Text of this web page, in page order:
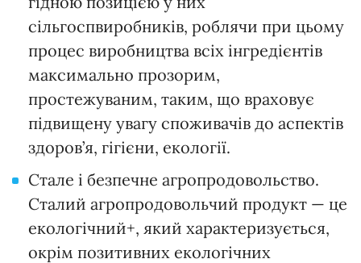
сільгоспвиробників, роблячи при цьому
процес виробництва всіх інгредієнтів
максимально прозорим,
простежуваним, таким, що враховує
підвищену увагу споживачів до аспектів
здоров’я, гігієни, екології.
Стале і безпечне агропродовольство.
Сталий агропродовольчий продукт — це
екологічний+, який характеризується,
окрім позитивних екологічних